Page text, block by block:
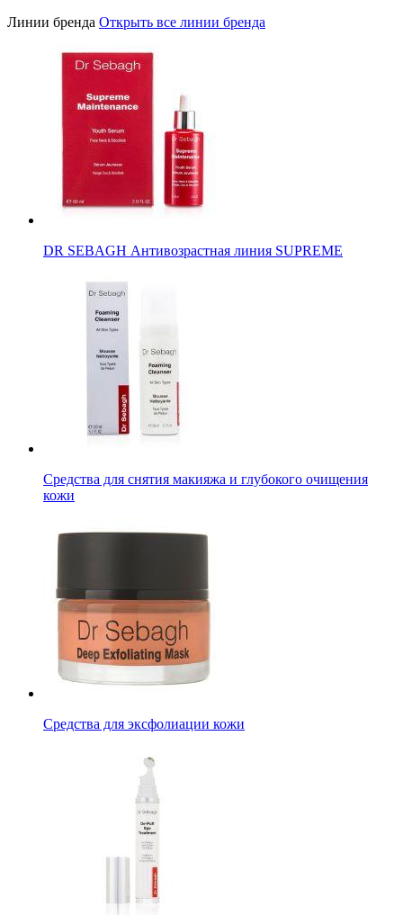
Линии бренда Открыть все линии бренда
DR SEBAGH Антивозрастная линия SUPREME
Средства для снятия макияжа и глубокого очищения
кожи
Средства для эксфолиации кожи